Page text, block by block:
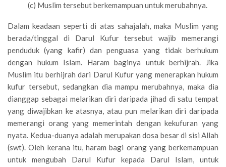
(c) Muslim tersebut berkemampuan untuk merubahnya.
Dalam keadaan seperti di atas sahajalah, maka Muslim yang
berada/tinggal di Darul Kufur tersebut wajib memerangi
penduduk (yang kafir) dan penguasa yang tidak berhukum
dengan hukum Islam. Haram baginya untuk berhijrah. Jika
Muslim itu berhijrah dari Darul Kufur yang menerapkan hukum
kufur tersebut, sedangkan dia mampu merubahnya, maka dia
dianggap sebagai melarikan diri daripada jihad di satu tempat
yang diwajibkan ke atasnya, atau pun melarikan diri daripada
memerangi orang yang memerintah dengan kekufuran yang
nyata. Kedua-duanya adalah merupakan dosa besar di sisi Allah
(swt). Oleh kerana itu, haram bagi orang yang berkemampuan
untuk mengubah Darul Kufur kepada Darul Islam, untuk